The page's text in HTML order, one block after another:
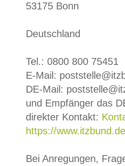
53175 Bonn
Deutschland
Tel.: 0800 800 75451
E-Mail:
DE-Mail:
und Empfänger das
direkter Kontakt:
https://
Bei Anregungen,